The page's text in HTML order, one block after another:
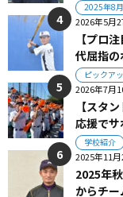
2025年8
2026年5月
【プロ
代屈指
ピックア
2026年7月
【スタ
応援で
学校紹介
2025年11
2025年
からチ